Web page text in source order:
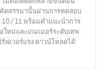
ดสรรมานั้นผ่านการทดสอบ
10 / 11 พร้อมคำแนะนำการ
หม่และเกมเมอร์ระดับเทพ
ฟเวอร์แรง ดาวน์โหลดได้